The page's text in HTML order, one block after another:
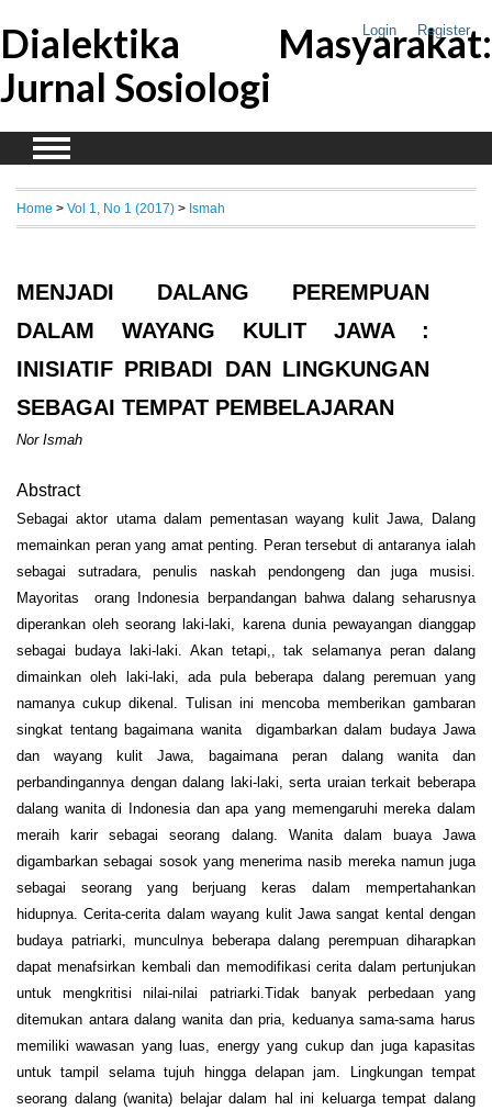
Login Register
Dialektika Masyarakat:
Jurnal Sosiologi
Home > Vol 1, No 1 (2017) > Ismah
MENJADI DALANG PEREMPUAN
DALAM WAYANG KULIT JAWA :
INISIATIF PRIBADI DAN LINGKUNGAN
SEBAGAI TEMPAT PEMBELAJARAN
Nor Ismah
Abstract
Sebagai aktor utama dalam pementasan wayang kulit Jawa, Dalang
memainkan peran yang amat penting. Peran tersebut di antaranya ialah
sebagai sutradara, penulis naskah pendongeng dan juga musisi.
Mayoritas orang Indonesia berpandangan bahwa dalang seharusnya
diperankan oleh seorang laki-laki, karena dunia pewayangan dianggap
sebagai budaya laki-laki. Akan tetapi,, tak selamanya peran dalang
dimainkan oleh laki-laki, ada pula beberapa dalang peremuan yang
namanya cukup dikenal. Tulisan ini mencoba memberikan gambaran
singkat tentang bagaimana wanita digambarkan dalam budaya Jawa
dan wayang kulit Jawa, bagaimana peran dalang wanita dan
perbandingannya dengan dalang laki-laki, serta uraian terkait beberapa
dalang wanita di Indonesia dan apa yang memengaruhi mereka dalam
meraih karir sebagai seorang dalang. Wanita dalam buaya Jawa
digambarkan sebagai sosok yang menerima nasib mereka namun juga
sebagai seorang yang berjuang keras dalam mempertahankan
hidupnya. Cerita-cerita dalam wayang kulit Jawa sangat kental dengan
budaya patriarki, munculnya beberapa dalang perempuan diharapkan
dapat menafsirkan kembali dan memodifikasi cerita dalam pertunjukan
untuk mengkritisi nilai-nilai patriarki.Tidak banyak perbedaan yang
ditemukan antara dalang wanita dan pria, keduanya sama-sama harus
memiliki wawasan yang luas, energy yang cukup dan juga kapasitas
untuk tampil selama tujuh hingga delapan jam. Lingkungan tempat
seorang dalang (wanita) belajar dalam hal ini keluarga tempat dalang